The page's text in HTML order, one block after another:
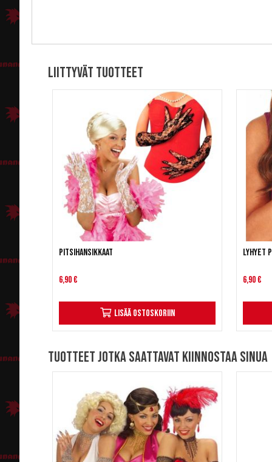
Liittyvät tuotteet
Pitsihansikkaat
6,90 €
Lisää ostoskoriin
Lyhyet
6,90 €
Tuotteet jotka saattavat kiinnostaa sinua